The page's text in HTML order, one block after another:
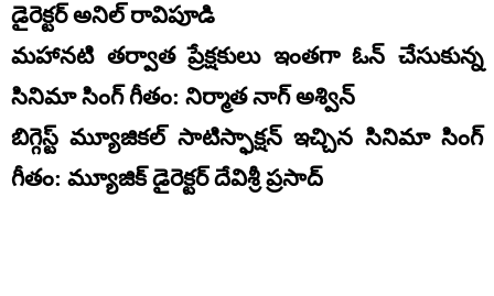
డైరెక్టర్ అనిల్ రావిపూడి
మహానటి తర్వాత ప్రేక్షకులు ఇంతగా ఓన్ చేసుకున్న
సినిమా సింగ్ గీతం: నిర్మాత నాగ్ అశ్విన్
బిగ్గెస్ట్ మ్యూజికల్ సాటిస్ఫాక్షన్ ఇచ్చిన సినిమా సింగ్
గీతం: మ్యూజిక్ డైరెక్టర్ దేవిశ్రీ ప్రసాద్